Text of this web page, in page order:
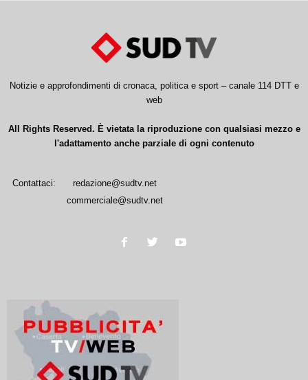
Notizie e approfondimenti di cronaca, politica e sport – canale 114 DTT e
web
All Rights Reserved. È vietata la riproduzione con qualsiasi mezzo e
l'adattamento anche parziale di ogni contenuto
Contattaci:
redazione@sudtv.net
commerciale@sudtv.net